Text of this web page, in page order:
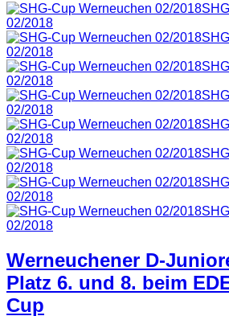
02/2018
02/2018
02/2018
02/2018
02/2018
02/2018
02/2018
02/2018
Werneuchener D-
Platz 6. und 8. beim
Cup